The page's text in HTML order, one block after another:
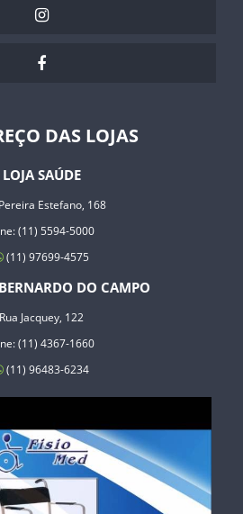
DAS LOJAS
LOJA SAÚDE
Estefano, 168
(11) 5594-5000
(11) 97699-4575
DO CAMPO
Rua Jacquey, 122
(11) 4367-1660
(11) 96483-6234